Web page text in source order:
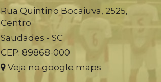
Rua Quintino Bocaiuva, 2525,
Centro
Saudades - SC
CEP: 89868-000
Veja no google maps